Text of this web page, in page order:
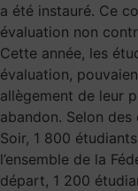
a été instauré. Ce
évaluation non
Cette année, les
évaluation,
allègement de leur
abandon. Selon
Soir, 1 800
l’ensemble de la
départ, 1 200